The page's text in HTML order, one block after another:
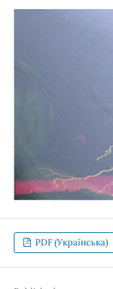
PDF (Українська)